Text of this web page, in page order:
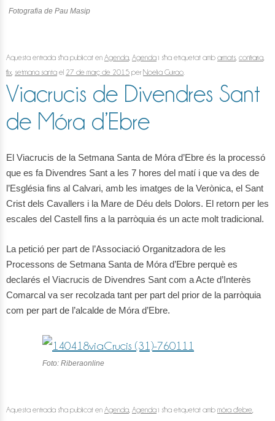
Fotografia de Pau Masip
Aquesta entrada s'ha publicat en Agenda Agendai s'ha etiquetat amb armats confraria
flix setmana santa el 27 de març de 2015 per Noelia Guirao
Viacrucis de Divendres Sant
de Móra d’Ebre
El Viacrucis de la Setmana Santa de Móra d’Ebre és la processó
que es fa Divendres Sant a les 7 hores del matí i que va des de
l’Església fins al Calvari, amb les imatges de la Verònica, el Sant
Crist dels Cavallers i la Mare de Déu dels Dolors. El retorn per les
escales del Castell fins a la parròquia és un acte molt tradicional.
La petició per part de l’Associació Organitzadora de les
Processons de Setmana Santa de Móra d’Ebre perquè es
declarés el Viacrucis de Divendres Sant com a Acte d’Interès
Comarcal va ser recolzada tant per part del prior de la parròquia
com per part de l’alcalde de Móra d’Ebre.
Foto: Riberaonline
Aquesta entrada s'ha publicat en Agenda Agendai s'ha etiquetat amb móra d'ebre